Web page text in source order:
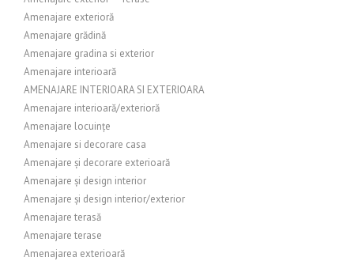
Amenajare exterioră
Amenajare grădină
Amenajare gradina si exterior
Amenajare interioară
AMENAJARE INTERIOARA SI EXTERIOARA
Amenajare interioară/exterioră
Amenajare locuințe
Amenajare si decorare casa
Amenajare și decorare exterioară
Amenajare și design interior
Amenajare și design interior/exterior
Amenajare terasă
Amenajare terase
Amenajarea exterioară